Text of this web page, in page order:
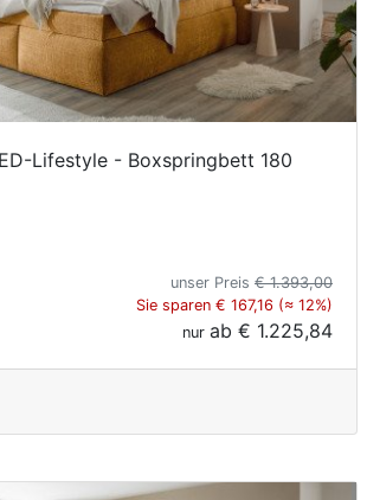
Lifestyle - Boxspringbett 180
unser Preis € 1.393,00
Sie sparen € 167,16 (≈ 12%)
nur ab € 1.225,84